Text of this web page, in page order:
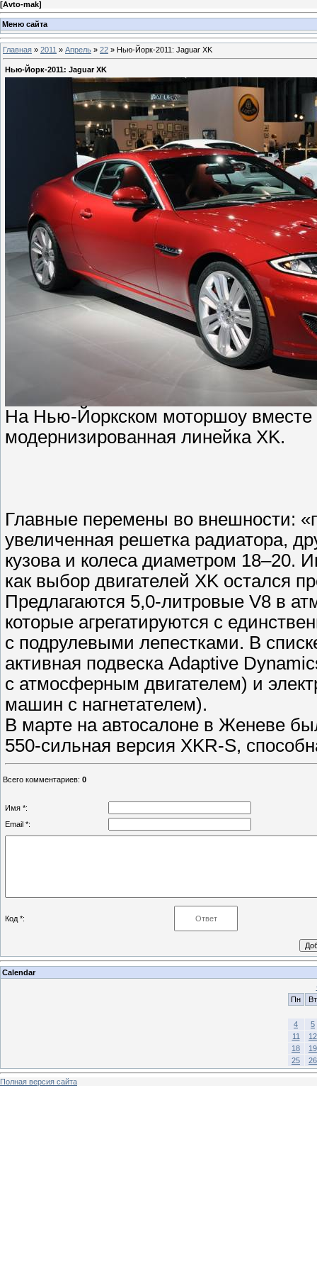
[Avto-mak]
Меню сайта
Главная » 2011 » Апрель » 22 » Нью-Йорк-2011: Jaguar XK
Нью-Йорк-2011: Jaguar XK
На Нью-Йоркском моторшоу вместе
модернизированная линейка XK.
Главные перемены во внешности:
увеличенная решетка радиатора,
кузова и колеса диаметром 18–20.
как выбор двигателей XK остался
Предлагаются 5,0-литровые V8 в
которые агрегатируются с
с подрулевыми лепестками. В
активная подвеска Adaptive
с атмосферным двигателем) и
машин с нагнетателем).
В марте на автосалоне в Женеве
550-сильная версия XKR-S,
Всего комментариев: 0
Имя *:
Email *:
Код *:
Calendar
Пн
Вт
4
5
11
12
18
19
25
26
Полная версия сайта